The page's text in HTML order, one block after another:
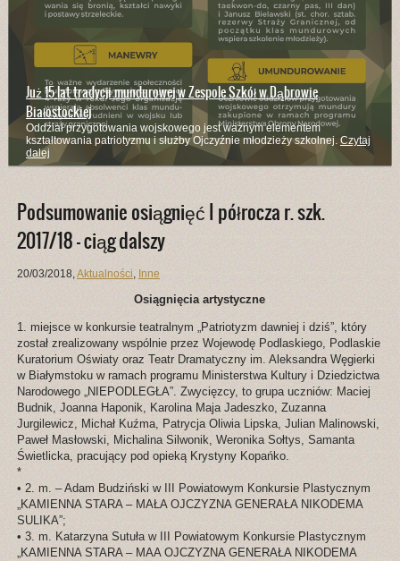
Już 15 lat tradycji mundurowej w Zespole Szkół w Dąbrowie
Białostockiej
Oddział przygotowania wojskowego jest ważnym elementem
kształtowania patriotyzmu i służby Ojczyźnie młodzieży szkolnej. Czytaj
dalej
Podsumowanie osiągnięć I półrocza r. szk.
2017/18 – ciąg dalszy
20/03/2018,Aktualności, Inne
Osiągnięcia artystyczne
1. miejsce w konkursie teatralnym „Patriotyzm dawniej i dziś”, który
został zrealizowany wspólnie przez Wojewodę Podlaskiego, Podlaskie
Kuratorium Oświaty oraz Teatr Dramatyczny im. Aleksandra Węgierki
w Białymstoku w ramach programu Ministerstwa Kultury i Dziedzictwa
Narodowego „NIEPODLEGŁA”. Zwycięzcy, to grupa uczniów: Maciej
Budnik, Joanna Haponik, Karolina Maja Jadeszko, Zuzanna
Jurgilewicz, Michał Kuźma, Patrycja Oliwia Lipska, Julian Malinowski,
Paweł Masłowski, Michalina Silwonik, Weronika Sołtys, Samanta
Świetlicka, pracujący pod opieką Krystyny Kopańko.
*
• 2. m. – Adam Budziński w III Powiatowym Konkursie Plastycznym
„KAMIENNA STARA – MAŁA OJCZYZNA GENERAŁA NIKODEMA
SULIKA”;
• 3. m. Katarzyna Sutuła w III Powiatowym Konkursie Plastycznym
„KAMIENNA STARA – MAA OJCZYZNA GENERAŁA NIKODEMA